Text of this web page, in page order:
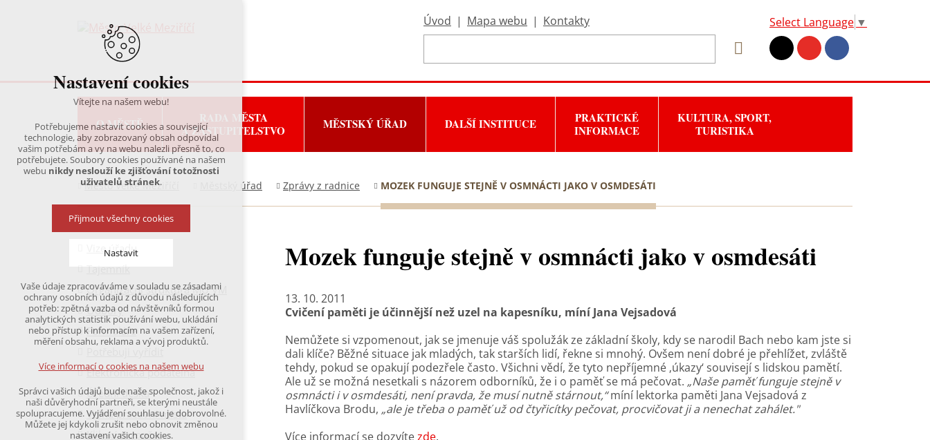
Úvod | Mapa webu | Kontakty Select Language ▼
O MĚSTĚ
RADA MĚSTA
A ZASTUPITELSTVO
MĚSTSKÝ ÚŘAD DALŠÍ INSTITUCE
PRAKTICKÉ
INFORMACE
KULTURA, SPORT,
TURISTIKA
Město Velké Meziříčí Městský úřad Zprávy z radnice MOZEK FUNGUJE STEJNĚ V OSMNÁCTI JAKO V OSMDESÁTI
Mozek funguje stejně v osmnácti jako v osmdesáti
13. 10. 2011
Cvičení paměti je účinnější než uzel na kapesníku, míní Jana Vejsadová
Nemůžete si vzpomenout, jak se jmenuje váš spolužák ze základní školy, kdy se narodil Bach nebo kam jste si
dali klíče? Běžné situace jak mladých, tak starších lidí, řekne si mnohý. Ovšem není dobré je přehlížet, zvláště
tehdy, pokud se opakují podezřele často. Všichni vědí, že tyto nepříjemné ‚úkazy‘ souvisejí s lidskou pamětí.
Ale už se možná nesetkali s názorem odborníků, že i o paměť se má pečovat. „Naše paměť funguje stejně v
osmnácti i v osmdesáti, není pravda, že musí nutně stárnout,“míní lektorka paměti Jana Vejsadová z
Havlíčkova Brodu, „ale je třeba o paměť už od čtyřicítky pečovat, procvičovat ji a nenechat zahálet."
Více informací se dozvítezde.
Vize úřadu
Tajemník
Organizační struktura MÚ VM
Odbory
Formuláře
Elektronická podatelna
Úřední deska
Volná pracovní místa
Klikací rozpočet
Nastavení cookies
Vítejte na našem webu!
Potřebujeme nastavit cookies a související
technologie, aby zobrazovaný obsah odpovídal
vašim potřebám a vy na webu nalezli přesně to, co
potřebujete. Soubory cookies používané na našem
webu nikdy neslouží ke zjišťování totožnosti
uživatelů stránek.
Přijmout všechny cookies
Nastavit
Technická cookies
nutná pro provozování webu
udržení kontextu stránek (session): případná
přihlášení, volby jazyka, apod.
analytická pro anonymizované vyhodnocení
návštěvnosti
marketingová cookies
(Google,Hotjar,Leadfeeder))
Více informací o cookies na našem webu
Vaše údaje zpracováváme v souladu se zásadami
ochrany osobních údajů z důvodu následujících
potřeb: zpětná vazba od návštěvníků formou
analytických statistik používání webu, ukládání
nebo přístup k informacím na vašem zařízení,
měření obsahu, reklama a vývoj produktů.
Více informací o cookies na našem webu
Správci vašich údajů bude naše společnost, jakož i
naši důvěryhodní partneři, se kterými neustále
spolupracujeme. Vyjádření souhlasu je dobrovolné.
Můžete jej kdykoli zrušit nebo obnovit změnou
nastavení vašich cookies.